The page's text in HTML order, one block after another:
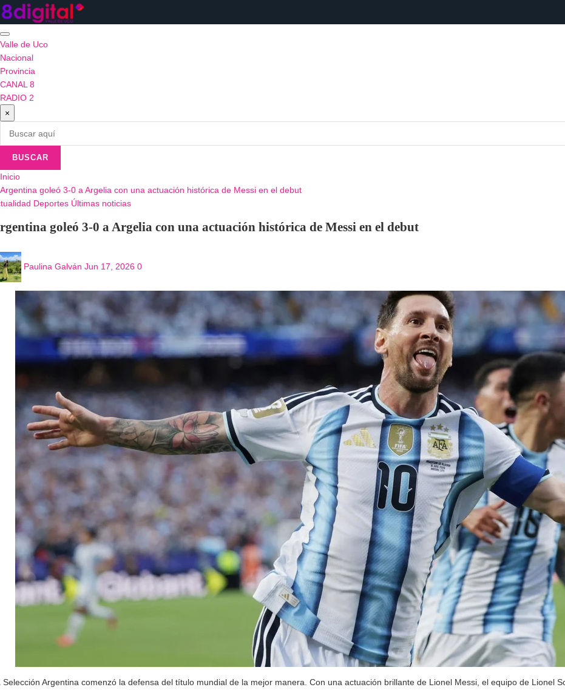
Saltar
al
contenido
Valle de Uco
Nacional
Provincia
CANAL 8
RADIO 2
×
BUSCAR
Inicio
Argentina goleó 3-0 a Argelia con una actuación histórica de Messi en el debut
Deportes Últimas noticias
goleó 3-0 a Argelia con una actuación histórica de Messi en el debut
Paulina Galván Jun 17, 2026 0
Selección Argentina comenzó la defensa del título mundial de la mejor manera. Con una actuación brillante de Lionel Messi, el equipo de Lionel